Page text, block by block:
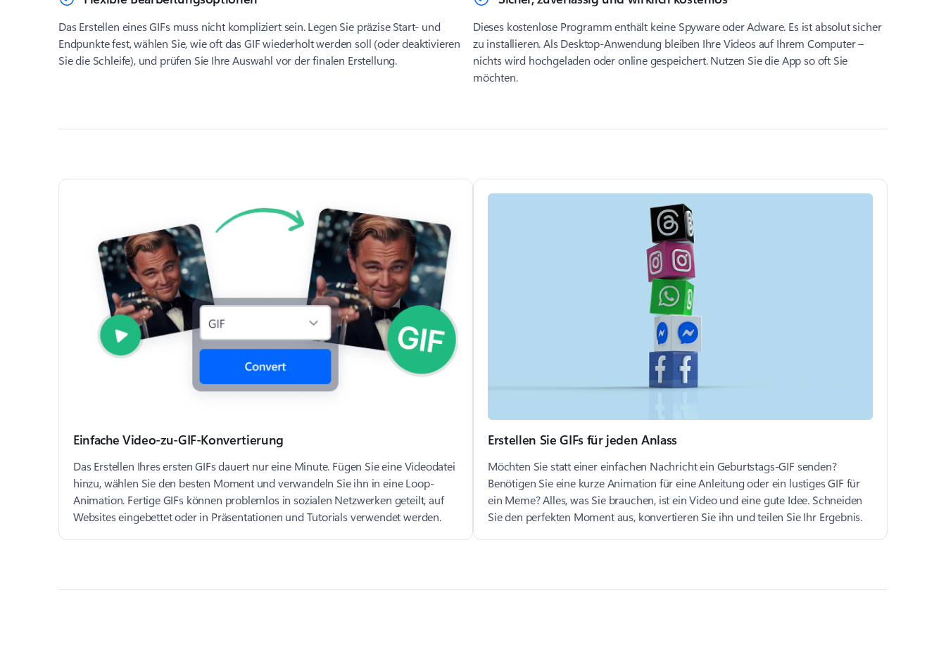
Das Erstellen eines GIFs muss nicht kompliziert sein. Legen Sie präzise Start- und
Endpunkte fest, wählen Sie, wie oft das GIF wiederholt werden soll (oder deaktivieren
Sie die Schleife), und prüfen Sie Ihre Auswahl vor der finalen Erstellung.
Dieses kostenlose Programm enthält keine Spyware oder Adware. Es ist absolut sicher
zu installieren. Als Desktop-Anwendung bleiben Ihre Videos auf Ihrem Computer –
nichts wird hochgeladen oder online gespeichert. Nutzen Sie die App so oft Sie
möchten.
Einfache Video-zu-GIF-Konvertierung
Das Erstellen Ihres ersten GIFs dauert nur eine Minute. Fügen Sie eine Videodatei
hinzu, wählen Sie den besten Moment und verwandeln Sie ihn in eine Loop-
Animation. Fertige GIFs können problemlos in sozialen Netzwerken geteilt, auf
Websites eingebettet oder in Präsentationen und Tutorials verwendet werden.
Erstellen Sie GIFs für jeden Anlass
Möchten Sie statt einer einfachen Nachricht ein Geburtstags-GIF senden?
Benötigen Sie eine kurze Animation für eine Anleitung oder ein lustiges GIF für
ein Meme? Alles, was Sie brauchen, ist ein Video und eine gute Idee. Schneiden
Sie den perfekten Moment aus, konvertieren Sie ihn und teilen Sie Ihr Ergebnis.